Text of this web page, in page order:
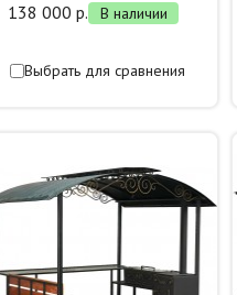
138 000 р.
В наличии
Выбрать для сравнения